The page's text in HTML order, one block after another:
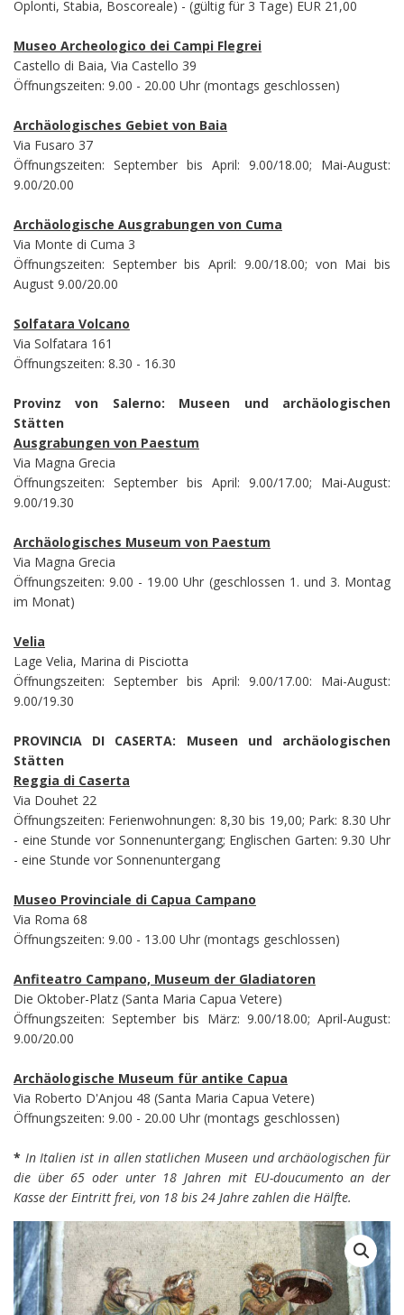
Oplonti, Stabia, Boscoreale) - (gültig für 3 Tage) EUR 21,00
Museo Archeologico dei Campi Flegrei
Castello di Baia, Via Castello 39
Öffnungszeiten: 9.00 - 20.00 Uhr (montags geschlossen)
Archäologisches Gebiet von Baia
Via Fusaro 37
Öffnungszeiten: September bis April: 9.00/18.00; Mai-August:
9.00/20.00
Archäologische Ausgrabungen von Cuma
Via Monte di Cuma 3
Öffnungszeiten: September bis April: 9.00/18.00; von Mai bis
August 9.00/20.00
Solfatara Volcano
Via Solfatara 161
Öffnungszeiten: 8.30 - 16.30
Provinz von Salerno: Museen und archäologischen
Stätten
Ausgrabungen von Paestum
Via Magna Grecia
Öffnungszeiten: September bis April: 9.00/17.00; Mai-August:
9.00/19.30
Archäologisches Museum von Paestum
Via Magna Grecia
Öffnungszeiten: 9.00 - 19.00 Uhr (geschlossen 1. und 3. Montag
im Monat)
Velia
Lage Velia, Marina di Pisciotta
Öffnungszeiten: September bis April: 9.00/17.00: Mai-August:
9.00/19.30
PROVINCIA DI CASERTA: Museen und archäologischen
Stätten
Reggia di Caserta
Via Douhet 22
Öffnungszeiten: Ferienwohnungen: 8,30 bis 19,00; Park: 8.30 Uhr
- eine Stunde vor Sonnenuntergang; Englischen Garten: 9.30 Uhr
- eine Stunde vor Sonnenuntergang
Museo Provinciale di Capua Campano
Via Roma 68
Öffnungszeiten: 9.00 - 13.00 Uhr (montags geschlossen)
Anfiteatro Campano, Museum der Gladiatoren
Die Oktober-Platz (Santa Maria Capua Vetere)
Öffnungszeiten: September bis März: 9.00/18.00; April-August:
9.00/20.00
Archäologische Museum für antike Capua
Via Roberto D'Anjou 48 (Santa Maria Capua Vetere)
Öffnungszeiten: 9.00 - 20.00 Uhr (montags geschlossen)
* In Italien ist in allen statlichen Museen und archäologischen für
die über 65 oder unter 18 Jahren mit EU-doucumento an der
Kasse der Eintritt frei, von 18 bis 24 Jahre zahlen die Hälfte.